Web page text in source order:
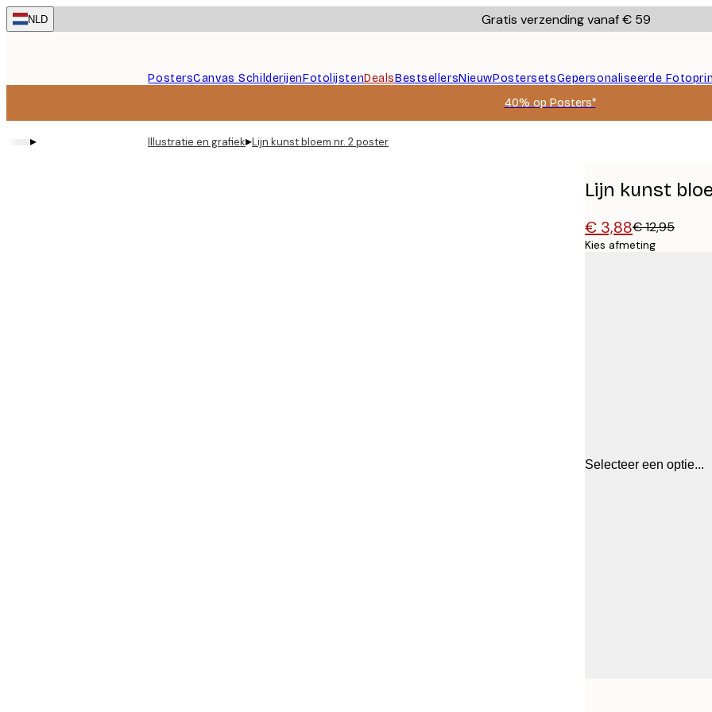
Skip
to
NLD Gratis verzending vanaf € 59
PostersCanvas SchilderijenFotolijstenDealsBestsellersNieuwPostersetsGepersonaliseerde
40% op Posters*
▸ Illustratie en grafiek▸Lijn kunst bloem nr. 2 poster
Lijn kunst
€ 3,88€ 12,95
Kies afmeting
Selecteer een optie...